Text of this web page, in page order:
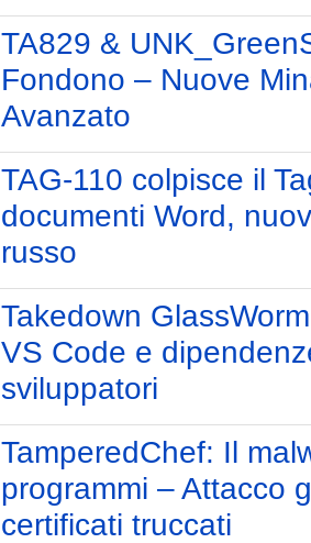
TA829 &
Fondono – Nuove
Avanzato
TAG-110 colpisce il
documenti Word,
russo
Takedown
VS Code e
sviluppatori
TamperedChef: Il
programmi – Attacco
certificati truccati